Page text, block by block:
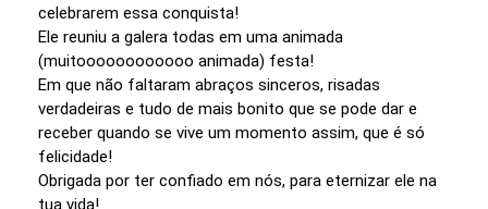
celebrarem essa conquista!
Ele reuniu a galera todas em uma animada
(muitoooooooooooo animada) festa!
Em que não faltaram abraços sinceros, risadas
verdadeiras e tudo de mais bonito que se pode dar e
receber quando se vive um momento assim, que é só
felicidade!
Obrigada por ter confiado em nós, para eternizar ele na
tua vida!